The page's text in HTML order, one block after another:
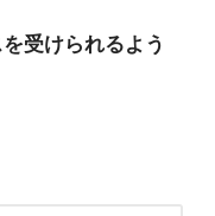
受けられるよう